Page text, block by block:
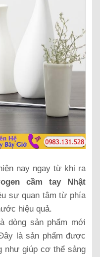
nay ngay từ khi ra
cầm tay Nhật
sự quan tâm từ phía
hiệu quả.
dòng sản phẩm mới
là sản phẩm được
như giúp cơ thể sảng